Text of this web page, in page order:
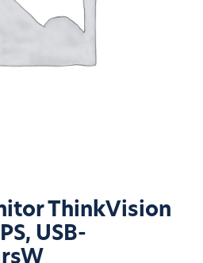
ThinkVision
USB-